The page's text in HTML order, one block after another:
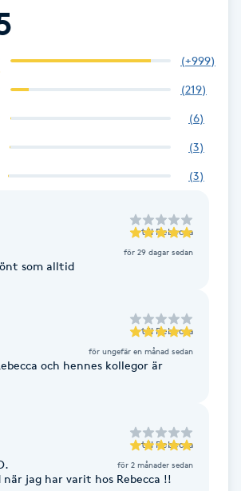
(+999)
(219)
(6)
(3)
(3)
till Rebecca
för 29 dagar sedan
som alltid
till Rebecca
för ungefär en månad sedan
och hennes kollegor är
till Rebecca
för 2 månader sedan
jag har varit hos Rebecca !!